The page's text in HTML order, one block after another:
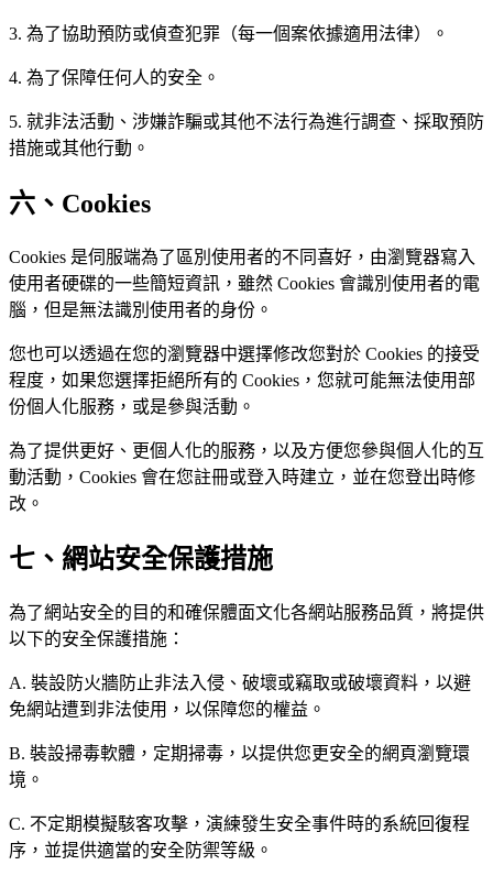
3. 為了協助預防或偵查犯罪（每一個案依據適用法律）。
4. 為了保障任何人的安全。
5. 就非法活動、涉嫌詐騙或其他不法行為進行調查、採取預防
措施或其他行動。
六、Cookies
Cookies 是伺服端為了區別使用者的不同喜好，由瀏覽器寫入
使用者硬碟的一些簡短資訊，雖然 Cookies 會識別使用者的電
腦，但是無法識別使用者的身份。
您也可以透過在您的瀏覽器中選擇修改您對於 Cookies 的接受
程度，如果您選擇拒絕所有的 Cookies，您就可能無法使用部
份個人化服務，或是參與活動。
為了提供更好、更個人化的服務，以及方便您參與個人化的互
動活動，Cookies 會在您註冊或登入時建立，並在您登出時修
改。
七、網站安全保護措施
為了網站安全的目的和確保體面文化各網站服務品質，將提供
以下的安全保護措施：
A. 裝設防火牆防止非法入侵、破壞或竊取或破壞資料，以避
免網站遭到非法使用，以保障您的權益。
B. 裝設掃毒軟體，定期掃毒，以提供您更安全的網頁瀏覽環
境。
C. 不定期模擬駭客攻擊，演練發生安全事件時的系統回復程
序，並提供適當的安全防禦等級。